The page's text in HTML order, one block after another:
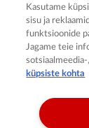
Kasutame
sisu ja
funktsioonide
Jagame teie
küpsiste kohta